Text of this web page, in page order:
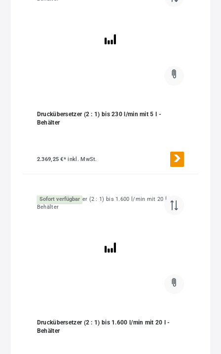
Druckübersetzer (2 : 1) bis 230 l/min mit 5 l -
Behälter
2.369,25 €*inkl. MwSt.
Sofort verfügbar
Druckübersetzer (2 : 1) bis 1.600 l/min mit 20 l -
Behälter